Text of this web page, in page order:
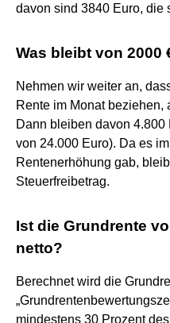
davon sind 3840 Euro, die
Was bleibt von 2000
Nehmen wir weiter an,
Rente im Monat beziehen,
Dann bleiben davon
von 24.000 Euro). Da es
Rentenerhöhung gab,
Steuerfreibetrag.
Ist die Grundrente
netto?
Berechnet wird die
mindestens 30 Prozent